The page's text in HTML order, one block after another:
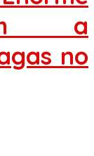
a
no